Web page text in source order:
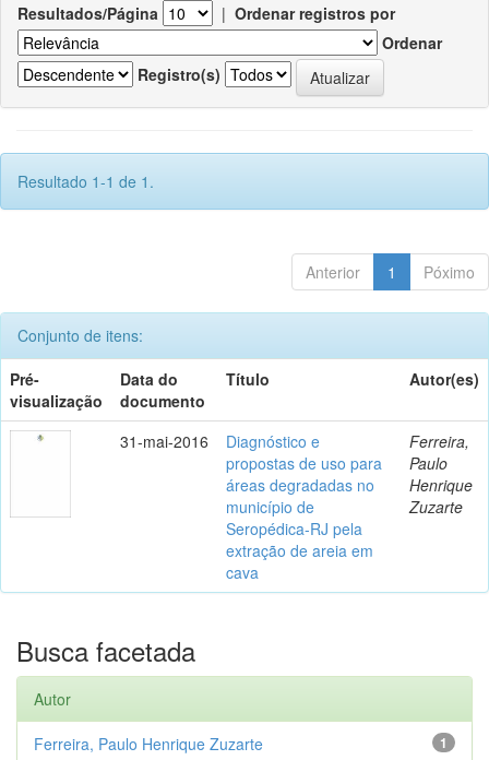
Resultados/Página | Ordenar registros por
Ordenar
Registro(s)
Resultado 1-1 de 1.
Anterior 1 Póximo
Conjunto de itens:
Pré-
visualização
Data do
documento
Título Autor(es)
31-mai-2016
Diagnóstico e
propostas de uso para
áreas degradadas no
município de
Seropédica-RJ pela
extração de areia em
cava
Ferreira,
Paulo
Henrique
Zuzarte
Busca facetada
Autor
1
Ferreira, Paulo Henrique Zuzarte